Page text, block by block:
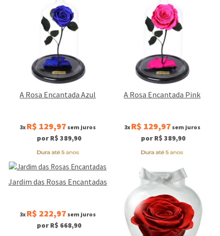
A Rosa Encantada Azul
3x R$ 129,97 sem juros
por R$ 389,90
A Rosa Encantada Pink
3x R$ 129,97 sem juros
por R$ 389,90
Jardim das Rosas Encantadas
3x R$ 222,97 sem juros
por R$ 668,90